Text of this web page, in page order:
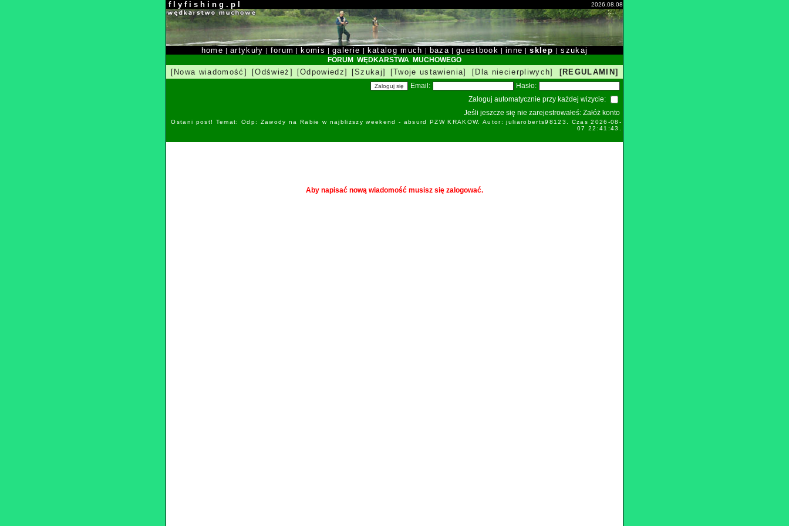
f l y f i s h i n g . p l 2026.08.08
home |artykuły | forum | komis |galerie | katalog much | baza | guestbook | inne |sklep |szukaj
FORUM WĘDKARSTWA MUCHOWEGO
[Nowa wiadomość] [Odśwież] [Odpowiedz] [Szukaj] [Twoje ustawienia] [Dla niecierpliwych] [REGULAMIN]
Email:
Hasło:
Zaloguj automatycznie przy każdej wizycie:
Jeśli jeszcze się nie zarejestrowałeś: Załóż konto
Ostani post! Temat: Odp: Zawody na Rabie w najbliższy weekend - absurd PZW KRAKOW. Autor: juliaroberts98123. Czas 2026-08-
07 22:41:43.
Aby napisać nową wiadomość musisz się zalogować.